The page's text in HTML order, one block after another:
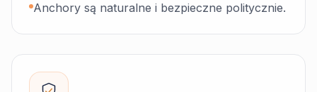
Anchory są naturalne i bezpieczne politycznie.